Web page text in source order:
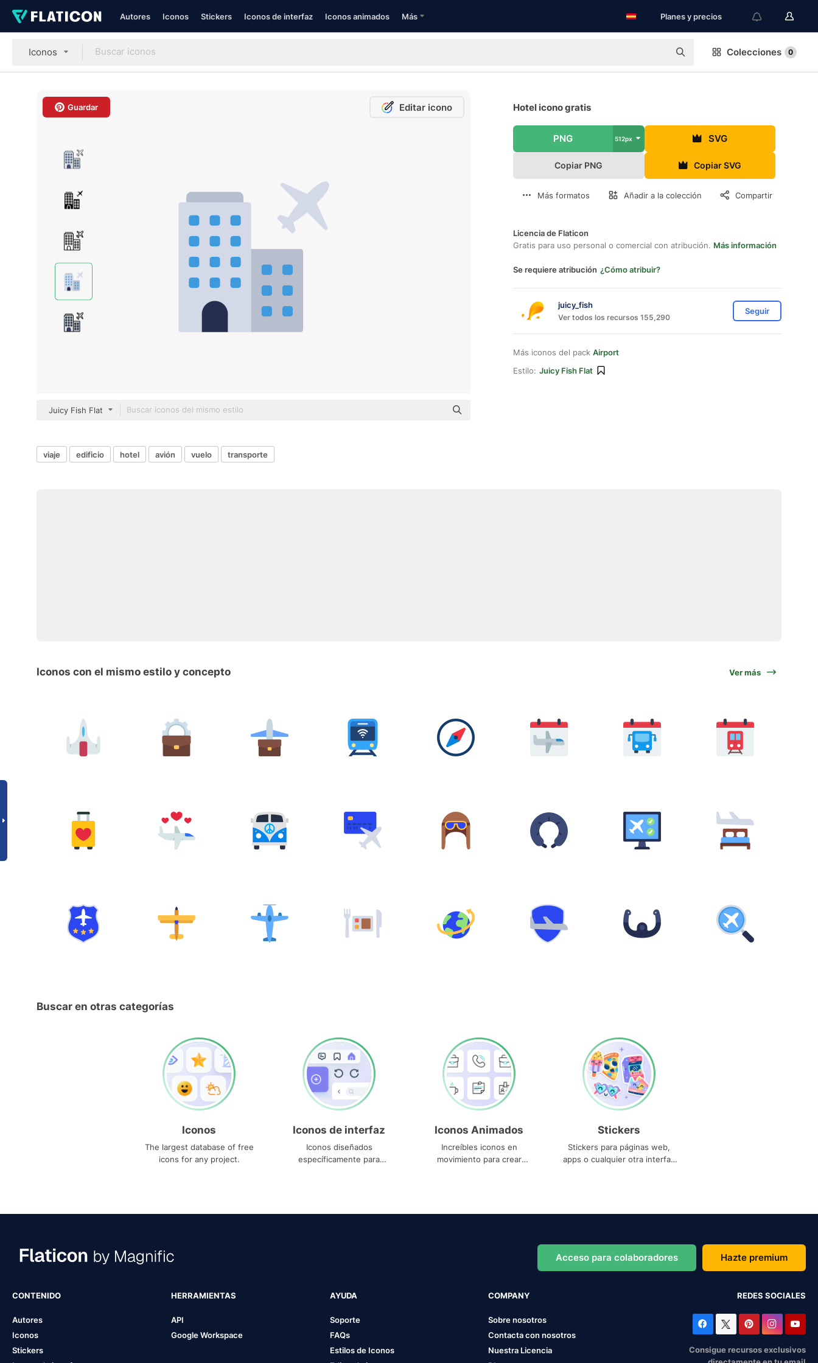
Autores Iconos Stickers Iconos de interfaz Iconos animados Más Planes y precios
Iconos Colecciones 0
Guardar Editar icono
Juicy Fish Flat
Hotel icono gratis
PNG 512px SVG
Copiar PNG Copiar SVG
Más formatos Añadir a la colección Compartir
Licencia de Flaticon
Gratis para uso personal o comercial con atribución. Más información
Se requiere atribución ¿Cómo atribuir?
juicy_fish
Ver todos los recursos 155,290
Seguir
Más iconos del pack Airport
Estilo: Juicy Fish Flat
viaje edificio hotel avión vuelo transporte
Iconos con el mismo estilo y concepto Ver más
Buscar en otras categorías
Iconos
The largest database of free
icons for any project.
Iconos de interfaz
Iconos diseñados
específicamente para
Iconos Animados
Increíbles iconos en
movimiento para crear
Stickers
Stickers para páginas web,
apps o cualquier otra interfaz
Acceso para colaboradores Hazte premium
CONTENIDO
Autores
Iconos
Stickers
HERRAMIENTAS
API
Google Workspace
AYUDA
Soporte
FAQs
Estilos de Iconos
COMPANY
Sobre nosotros
Contacta con nosotros
Nuestra Licencia
REDES SOCIALES
Consigue recursos exclusivos